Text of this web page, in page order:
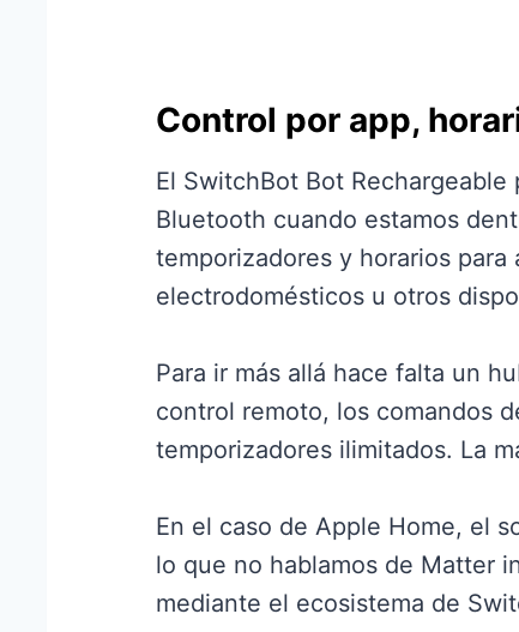
Control por app,
El SwitchBot Bot
Bluetooth cuando estamos
temporizadores y horarios
electrodomésticos u otros
Para ir más allá hace falta un
control remoto, los comandos
temporizadores ilimitados. La
En el caso de Apple Home, el
lo que no hablamos de Matter
mediante el ecosistema de